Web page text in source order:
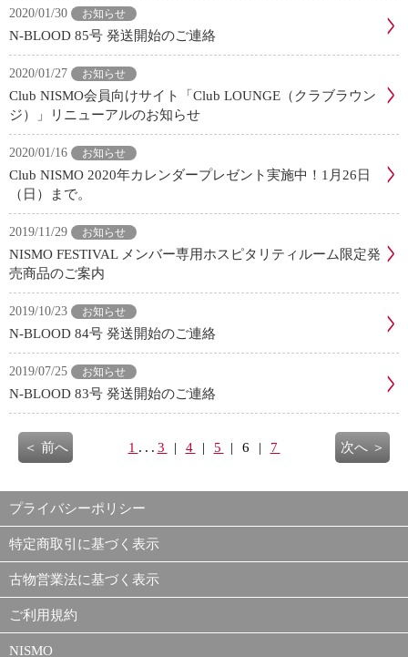
2020/01/30 お知らせ
N-BLOOD 85号 発送開始のご連絡
2020/01/27 お知らせ
Club NISMO会員向けサイト「Club LOUNGE（クラブラウン
ジ）」リニューアルのお知らせ
2020/01/16 お知らせ
Club NISMO 2020年カレンダープレゼント実施中！1月26日
（日）まで。
2019/11/29 お知らせ
NISMO FESTIVAL メンバー専用ホスピタリティルーム限定発
売商品のご案内
2019/10/23 お知らせ
N-BLOOD 84号 発送開始のご連絡
2019/07/25 お知らせ
N-BLOOD 83号 発送開始のご連絡
＜ 前へ 1 ... 3 | 4 | 5 | 6 | 7 次へ ＞
プライバシーポリシー
特定商取引に基づく表示
古物営業法に基づく表示
ご利用規約
NISMO